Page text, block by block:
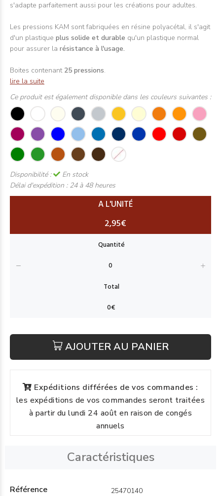
s'adapte parfaitement aussi pour les créations pour adultes.
Les pressions KAM sont fabriquées en résine polyacétal, il s'agit
d'un plastique plus solide et durable qu'un plastique normal
pour assurer la résistance à l'usage.
Boites contenant 25 pressions.
lire la suite
Ce produit est également disponible dans les couleurs suivantes :
Disponibilité :
En stock
Délai d'expédition : 24 à 48 heures
A L'UNITÉ
2,95€
AJOUTER AU PANIER
Expéditions différées de vos commandes :
les expéditions de vos commandes seront traitées
à partir du lundi 24 août en raison de congés
annuels
Caractéristiques
Référence 25470140